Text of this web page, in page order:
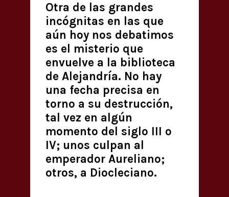
Otra de las grandes
incógnitas en las que
aún hoy nos debatimos
es el misterio que
envuelve a la biblioteca
de Alejandría. No hay
una fecha precisa en
torno a su destrucción,
tal vez en algún
momento del siglo III o
IV; unos culpan al
emperador Aureliano;
otros, a Diocleciano.